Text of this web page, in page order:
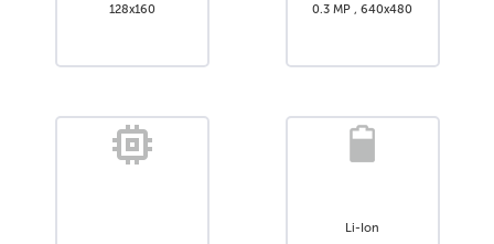
128x160 0.3 MP , 640x480
Li-Ion